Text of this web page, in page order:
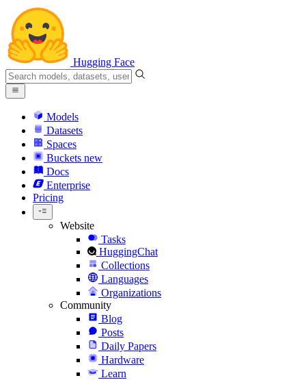
Hugging Face
Models
Datasets
Spaces
Buckets new
Docs
Enterprise
Pricing
Website
Tasks
HuggingChat
Collections
Languages
Organizations
Community
Blog
Posts
Daily Papers
Hardware
Learn